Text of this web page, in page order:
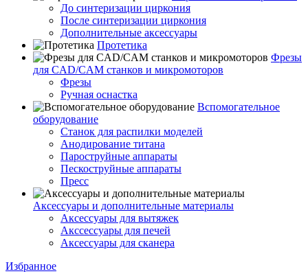
До синтеризации циркония
После синтеризации циркония
Дополнительные аксессуары
Протетика
Фрезы
для CAD/CAM станков и микромоторов
Фрезы
Ручная оснастка
Вспомогательное
оборудование
Станок для распилки моделей
Анодирование титана
Пароструйные аппараты
Пескоструйные аппараты
Пресс
Аксессуары и дополнительные материалы
Аксессуары для вытяжек
Акссессуары для печей
Аксессуары для сканера
Избранное